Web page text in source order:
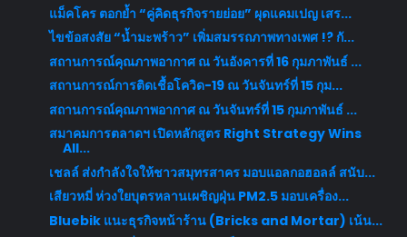
แม็คโคร ตอกย้ำ “คู่คิดธุรกิจรายย่อย” ผุดแคมเปญ เสร...
ไขข้อสงสัย “น้ำมะพร้าว” เพิ่มสมรรถภาพทางเพศ !? กั...
สถานการณ์คุณภาพอากาศ ณ วันอังคารที่ 16 กุมภาพันธ์ ...
สถานการณ์การติดเชื้อโควิด-19 ณ วันจันทร์ที่ 15 กุม...
สถานการณ์คุณภาพอากาศ ณ วันจันทร์ที่ 15 กุมภาพันธ์ ...
สมาคมการตลาดฯ เปิดหลักสูตร Right Strategy Wins
All...
เชลล์ ส่งกำลังใจให้ชาวสมุทรสาคร มอบแอลกอฮอลล์ สนับ...
เสียวหมี่ ห่วงใยบุตรหลานเผชิญฝุ่น PM2.5 มอบเครื่อง...
Bluebik แนะธุรกิจหน้าร้าน (Bricks and Mortar) เน้น...